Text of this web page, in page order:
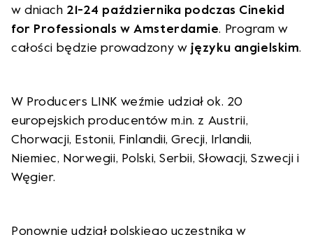
w dniach 21-24 października podczas Cinekid
for Professionals w Amsterdamie. Program w
całości będzie prowadzony w języku angielskim.
W Producers LINK weźmie udział ok. 20
europejskich producentów m.in. z Austrii,
Chorwacji, Estonii, Finlandii, Grecji, Irlandii,
Niemiec, Norwegii, Polski, Serbii, Słowacji, Szwecji i
Węgier.
Ponownie udział polskiego uczestnika w